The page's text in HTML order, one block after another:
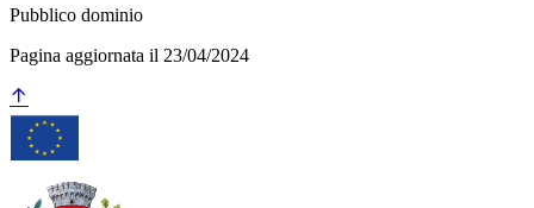
Pubblico dominio
Pagina aggiornata il 23/04/2024